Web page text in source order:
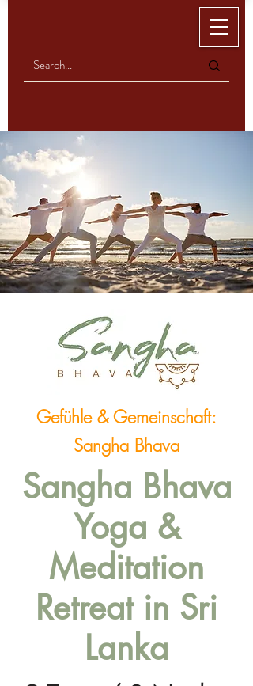
Gefühle & Gemeinschaft:
Sangha Bhava
Sangha Bhava
Yoga &
Meditation
Retreat in Sri
Lanka